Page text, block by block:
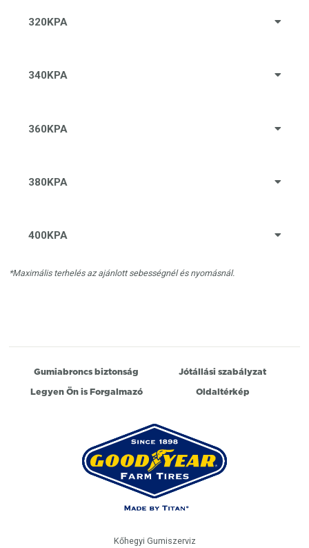
320KPA
340KPA
360KPA
380KPA
400KPA
*Maximális terhelés az ajánlott sebességnél és nyomásnál.
Gumiabroncs biztonság
Jótállási szabályzat
Legyen Ön is Forgalmazó
Oldaltérkép
Kőhegyi Gumiszerviz